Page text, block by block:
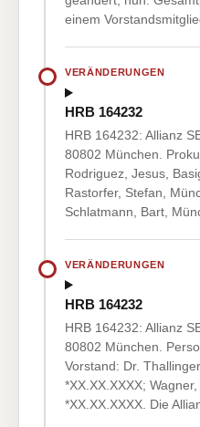
einem
VERÄNDERUNGEN
HRB 164232
HRB 164232: Allianz
80802 München.
Rodriguez, Jesus,
Rastorfer, Stefan,
Schlatmann, Bart,
VERÄNDERUNGEN
HRB 164232
HRB 164232: Allianz
80802 München.
Vorstand: Dr.
*XX.XX.XXXX;
*XX.XX.XXXX. Die